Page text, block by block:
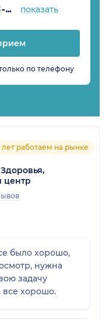
+7 (863) 308-50-39 показать
по телефону
лет работаем на рынке
центр
было хорошо,
нужна
задачу
все хорошо.